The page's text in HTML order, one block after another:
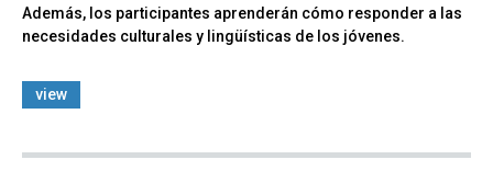
Además, los participantes aprenderán cómo responder a las
necesidades culturales y lingüísticas de los jóvenes.
view